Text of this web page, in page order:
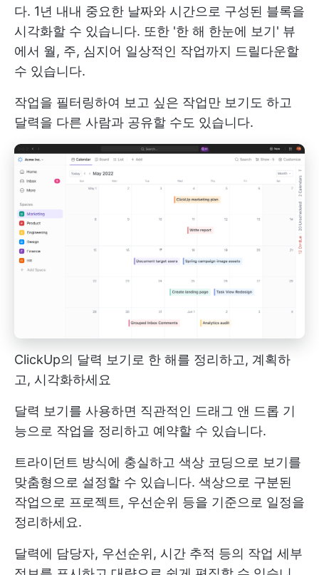
다. 1년 내내 중요한 날짜와 시간으로 구성된 블록을
시각화할 수 있습니다. 또한 '한 해 한눈에 보기' 뷰
에서 월, 주, 심지어 일상적인 작업까지 드릴다운할
수 있습니다.
작업을 필터링하여 보고 싶은 작업만 보기도 하고
달력을 다른 사람과 공유할 수도 있습니다.
ClickUp의 달력 보기로 한 해를 정리하고, 계획하
고, 시각화하세요
달력 보기를 사용하면 직관적인 드래그 앤 드롭 기
능으로 작업을 정리하고 예약할 수 있습니다.
트라이던트 방식에 충실하고 색상 코딩으로 보기를
맞춤형으로 설정할 수 있습니다. 색상으로 구분된
작업으로 프로젝트, 우선순위 등을 기준으로 일정을
정리하세요.
달력에 담당자, 우선순위, 시간 추적 등의 작업 세부